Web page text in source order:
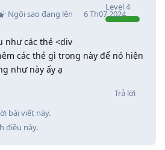
Ngôi sao đang lên
Level4
6 Th07 2024
như các thẻ <div
các thẻ gì trong này để nó hiện
như này ấy ạ
Trả lời
bài viết này.
điều này.